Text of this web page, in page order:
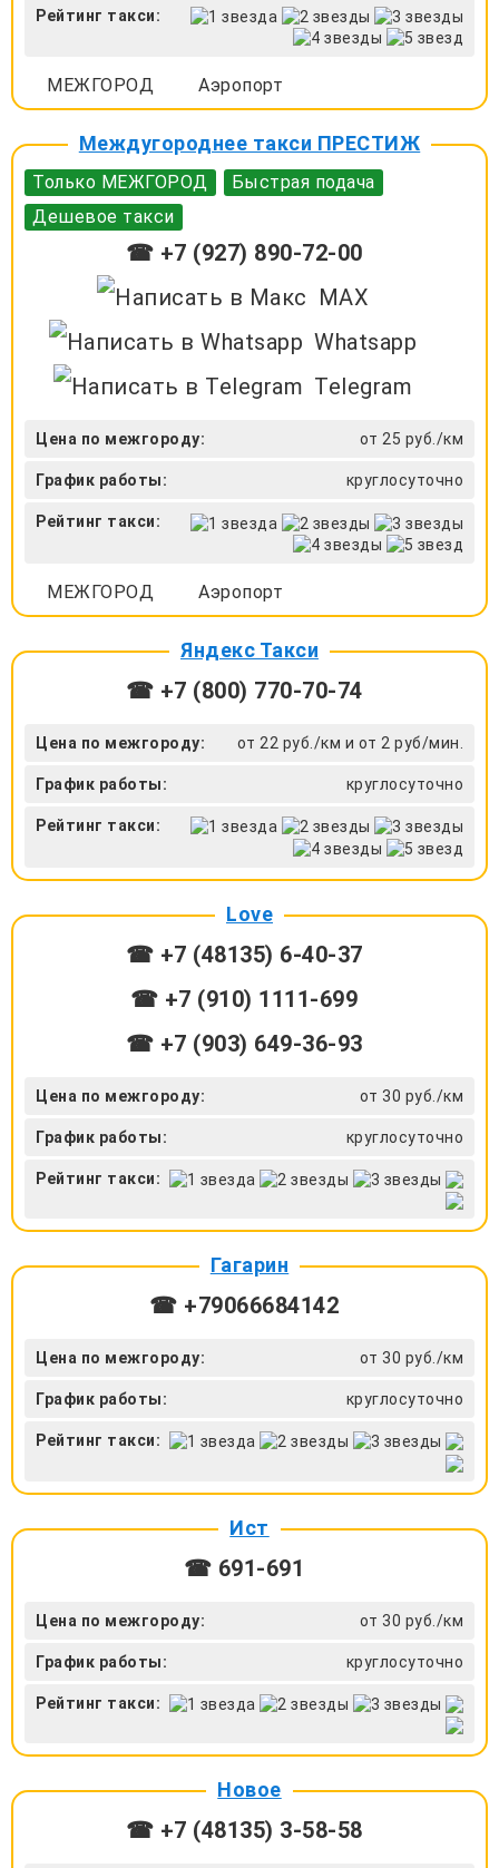
Рейтинг такси:
МЕЖГОРОД Аэропорт
Междугороднее такси ПРЕСТИЖ
Только МЕЖГОРОД
Быстрая подача
Дешевое такси
☎ +7 (927) 890-72-00
MAX
Whatsapp
Telegram
Цена по межгороду: от 25 руб./км
График работы: круглосуточно
Рейтинг такси:
МЕЖГОРОД Аэропорт
Яндекс Такси
☎ +7 (800) 770-70-74
Цена по межгороду: от 22 руб./км и от 2 руб/мин.
График работы: круглосуточно
Рейтинг такси:
Love
☎ +7 (48135) 6-40-37
☎ +7 (910) 1111-699
☎ +7 (903) 649-36-93
Цена по межгороду: от 30 руб./км
График работы: круглосуточно
Рейтинг такси:
Гагарин
☎ +79066684142
Цена по межгороду: от 30 руб./км
График работы: круглосуточно
Рейтинг такси:
Ист
☎ 691-691
Цена по межгороду: от 30 руб./км
График работы: круглосуточно
Рейтинг такси:
Новое
☎ +7 (48135) 3-58-58